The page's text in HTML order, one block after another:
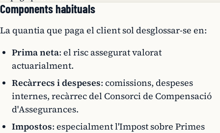
Components habituals
La quantia que paga el client sol desglossar-se en:
Prima neta: el risc assegurat valorat
actuarialment.
Recàrrecs i despeses: comissions, despeses
internes, recàrrec del Consorci de Compensació
d'Assegurances.
Impostos: especialment l'Impost sobre Primes